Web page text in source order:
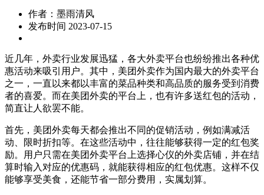
作者：墨雨清风
发布时间 2023-07-15
近几年，外卖行业发展迅猛，各大外卖平台也纷纷推出各种优
惠活动来吸引用户。其中，美团外卖作为国内最大的外卖平台
之一，一直以来都以丰富的菜品种类和高品质的服务受到消费
者的喜爱。而在美团外卖的平台上，也有许多送红包的活动，
简直让人欲罢不能。
首先，美团外卖每天都会推出不同的促销活动，例如满减活
动、限时折扣等。在这些活动中，往往能够获得一定的红包奖
励。用户只需在美团外卖平台上选择心仪的外卖店铺，并在结
算时输入对应的优惠码，就能获得相应的红包优惠。这样不仅
能够享受美食，还能节省一部分费用，实属划算。